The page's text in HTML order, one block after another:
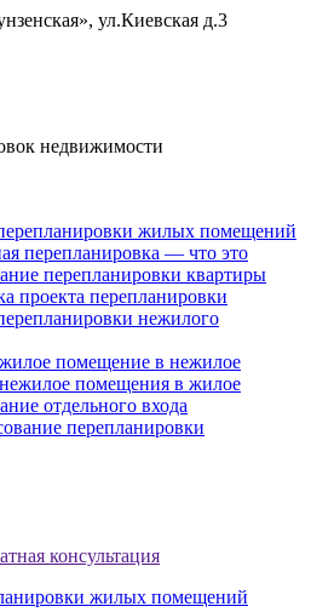
ул.Киевская д.3
недвижимости
жилых помещений
перепланировка — что это
перепланировки квартиры
проекта перепланировки
нежилого
помещение в нежилое
помещения в жилое
отдельного входа
перепланировки
консультация
жилых помещений